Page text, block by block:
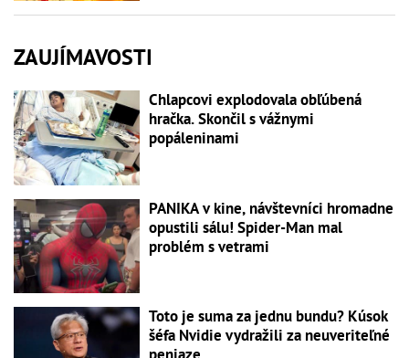
ZAUJÍMAVOSTI
Chlapcovi explodovala obľúbená
hračka. Skončil s vážnymi
popáleninami
PANIKA v kine, návštevníci hromadne
opustili sálu! Spider-Man mal
problém s vetrami
Toto je suma za jednu bundu? Kúsok
šéfa Nvidie vydražili za neuveriteľné